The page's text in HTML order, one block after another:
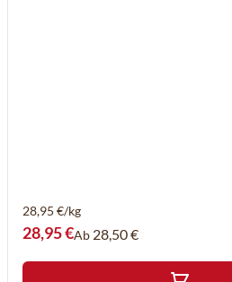
28,95 €/kg
28,95 €Ab 28,50 €